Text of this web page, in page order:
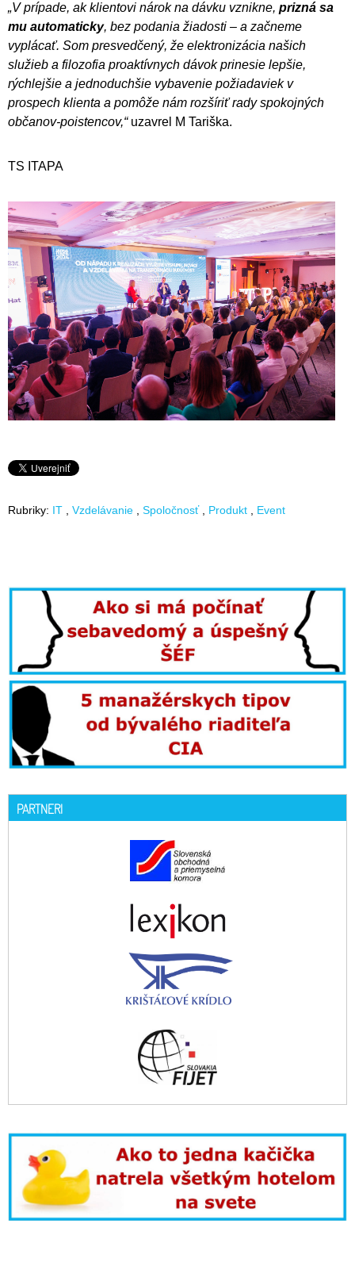
„V prípade, ak klientovi nárok na dávku vznikne, prizná sa
mu automaticky, bez podania žiadosti – a začneme
vyplácať. Som presvedčený, že elektronizácia našich
služieb a filozofia proaktívnych dávok prinesie lepšie,
rýchlejšie a jednoduchšie vybavenie požiadaviek v
prospech klienta a pomôže nám rozšíriť rady spokojných
občanov-poistencov,“ uzavrel M Tariška.
TS ITAPA
Rubriky: IT Vzdelávanie Spoločnosť Produkt Event
PARTNERI